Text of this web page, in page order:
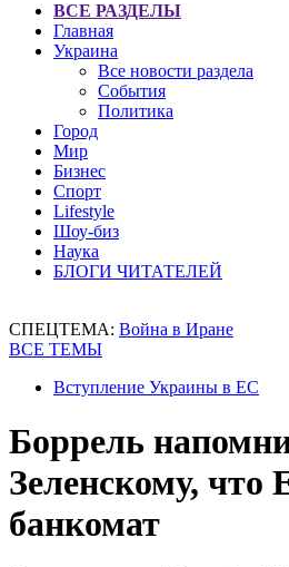
ВСЕ РАЗДЕЛЫ
Главная
Украина
Все новости раздела
События
Политика
Город
Мир
Бизнес
Спорт
Lifestyle
Шоу-биз
Наука
БЛОГИ ЧИТАТЕЛЕЙ
СПЕЦТЕМА: Война в Иране
ВСЕ ТЕМЫ
Вступление Украины в ЕС
Боррель
Зеленскому, что
банкомат